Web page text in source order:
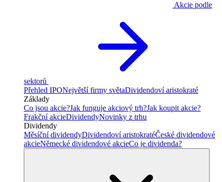
Akcie podle
sektorů
Přehled IPONejvětší firmy světaDividendoví aristokraté
Základy
Co jsou akcie?Jak funguje akciový trh?Jak koupit akcie?
Frakční akcieDividendyNovinky z trhu
Dividendy
Měsíční dividendyDividendoví aristokratéČeské dividendové
akcieNěmecké dividendové akcieCo je dividenda?